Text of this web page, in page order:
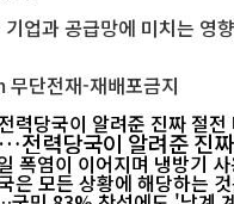
업과 공급망에 미치는
단전재-재배포금지
력당국이 알려준 진
은 모든 상황에 해당하는